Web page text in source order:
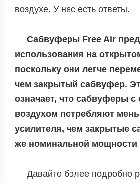
воздухе. У нас есть ответы.
Сабвуферы Free Air
использования на
поскольку они легче
чем закрытый сабвуфер.
означает, что сабвуферы
воздухом потребляют
усилителя, чем закрытые
же номинальной мощности
Давайте более подробно